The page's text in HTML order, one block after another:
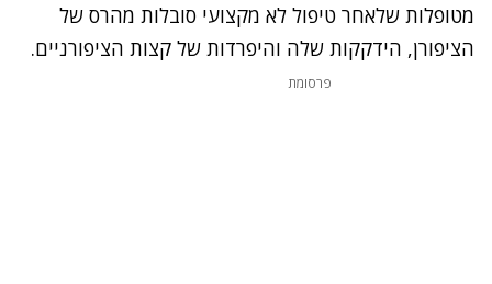
מטופלות שלאחר טיפול לא מקצועי סובלות מהרס של
הציפורן, הידקקות שלה והיפרדות של קצות הציפורניים.
פרסומת